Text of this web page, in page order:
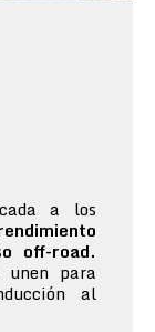
a los
off-road.
unen para
al